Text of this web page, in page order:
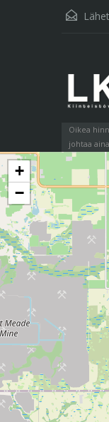
Oikea
johtaa
+
−